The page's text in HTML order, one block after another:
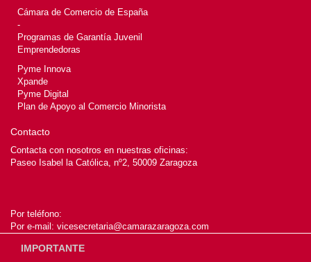
Cámara de Comercio de España
-
Programas de Garantía Juvenil
Emprendedoras
Pyme Innova
Xpande
Pyme Digital
Plan de Apoyo al Comercio Minorista
Contacto
Contacta con nosotros en nuestras oficinas:
Paseo Isabel la Católica, nº2, 50009 Zaragoza
Por teléfono:
Por e-mail: vicesecretaria@camarazaragoza.com
IMPORTANTE